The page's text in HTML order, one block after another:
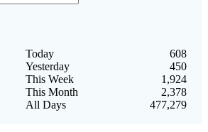
Today
608
Yesterday
450
This Week
1,924
This Month
2,378
All Days
477,279